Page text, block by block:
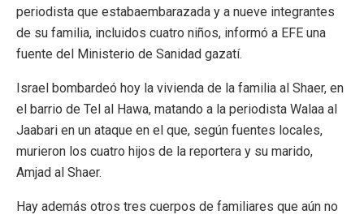
periodista que estabaembarazada y a nueve integrantes
de su familia, incluidos cuatro niños, informó a EFE una
fuente del Ministerio de Sanidad gazatí.
Israel bombardeó hoy la vivienda de la familia al Shaer, en
el barrio de Tel al Hawa, matando a la periodista Walaa al
Jaabari en un ataque en el que, según fuentes locales,
murieron los cuatro hijos de la reportera y su marido,
Amjad al Shaer.
Hay además otros tres cuerpos de familiares que aún no